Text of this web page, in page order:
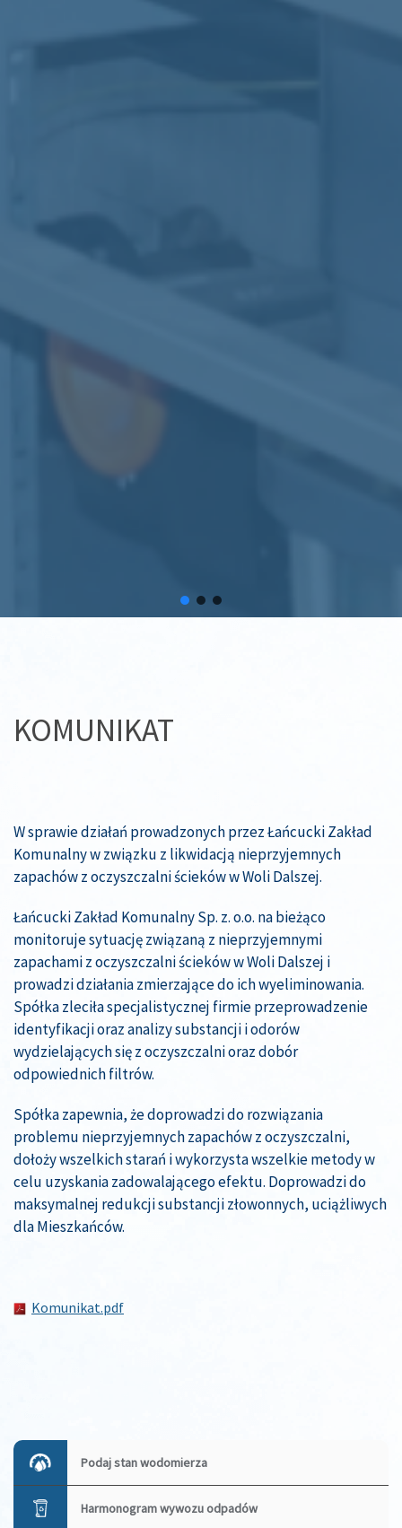
KOMUNIKAT
W sprawie działań prowadzonych przez Łańcucki Zakład
Komunalny w związku z likwidacją nieprzyjemnych
zapachów z oczyszczalni ścieków w Woli Dalszej.
Łańcucki Zakład Komunalny Sp. z. o.o. na bieżąco
monitoruje sytuację związaną z nieprzyjemnymi
zapachami z oczyszczalni ścieków w Woli Dalszej i
prowadzi działania zmierzające do ich wyeliminowania.
Spółka zleciła specjalistycznej firmie przeprowadzenie
identyfikacji oraz analizy substancji i odorów
wydzielających się z oczyszczalni oraz dobór
odpowiednich filtrów.
Spółka zapewnia, że doprowadzi do rozwiązania
problemu nieprzyjemnych zapachów z oczyszczalni,
dołoży wszelkich starań i wykorzysta wszelkie metody w
celu uzyskania zadowalającego efektu. Doprowadzi do
maksymalnej redukcji substancji złowonnych, uciążliwych
dla Mieszkańców.
Komunikat.pdf
Podaj stan wodomierza
Harmonogram wywozu odpadów